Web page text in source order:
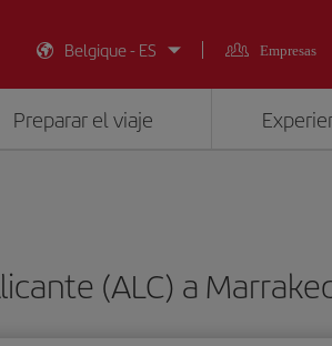
Belgique - ES
Empresas
Preparar el viaje
(ALC) a